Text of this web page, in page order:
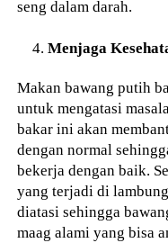
seng dalam darah.
Menjaga
Makan bawang putih
untuk mengatasi
bakar ini akan
dengan normal
bekerja dengan baik.
yang terjadi di
diatasi sehingga
maag alami yang bisa